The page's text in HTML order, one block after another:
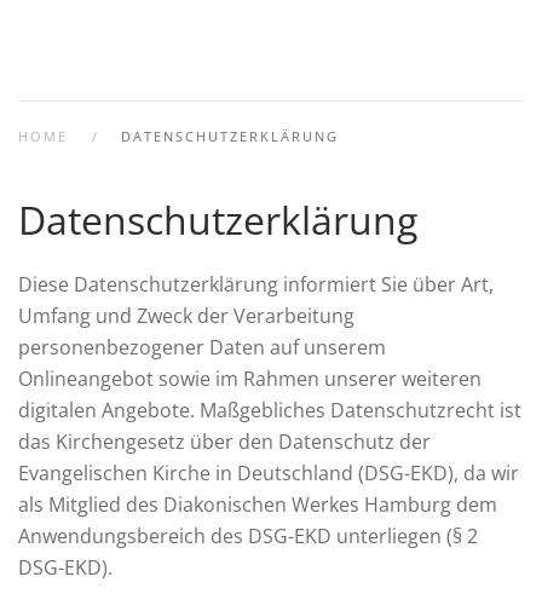
HOME DATENSCHUTZERKLÄRUNG
Datenschutzerklärung
Diese Datenschutzerklärung informiert Sie über Art,
Umfang und Zweck der Verarbeitung
personenbezogener Daten auf unserem
Onlineangebot sowie im Rahmen unserer weiteren
digitalen Angebote. Maßgebliches Datenschutzrecht ist
das Kirchengesetz über den Datenschutz der
Evangelischen Kirche in Deutschland (DSG-EKD), da wir
als Mitglied des Diakonischen Werkes Hamburg dem
Anwendungsbereich des DSG-EKD unterliegen (§ 2
DSG-EKD).